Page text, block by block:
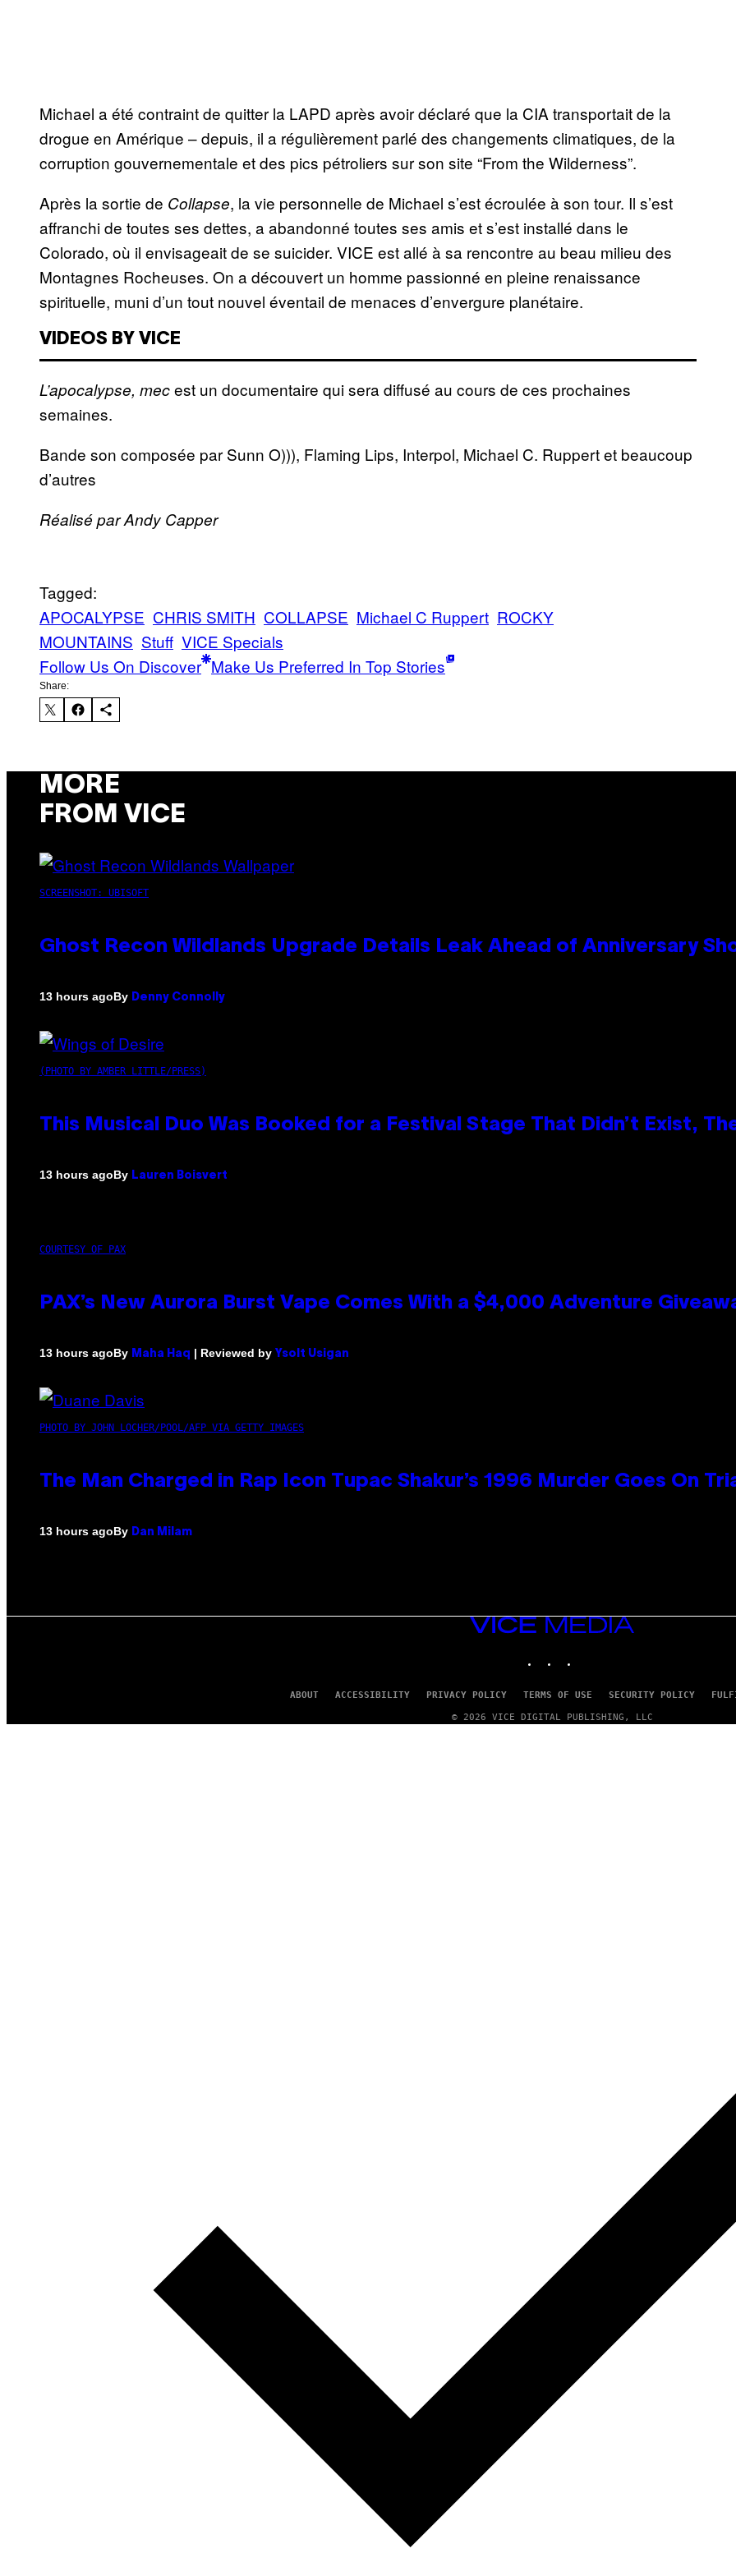
Michael a été contraint de quitter la LAPD après avoir déclaré que la CIA transportait de la
drogue en Amérique – depuis, il a régulièrement parlé des changements climatiques, de la
corruption gouvernementale et des pics pétroliers sur son site “From the Wilderness”.
Après la sortie de Collapse, la vie personnelle de Michael s’est écroulée à son tour. Il s’est
affranchi de toutes ses dettes, a abandonné toutes ses amis et s’est installé dans le
Colorado, où il envisageait de se suicider. VICE est allé à sa rencontre au beau milieu des
Montagnes Rocheuses. On a découvert un homme passionné en pleine renaissance
spirituelle, muni d’un tout nouvel éventail de menaces d’envergure planétaire.
VIDEOS BY VICE
L’apocalypse, mecest un documentaire qui sera diffusé au cours de ces prochaines
semaines.
Bande son composée par Sunn O))), Flaming Lips, Interpol, Michael C. Ruppert et beaucoup
d’autres
Réalisé par Andy Capper
Tagged:
APOCALYPSE CHRIS SMITH COLLAPSE Michael C Ruppert ROCKY
MOUNTAINS Stuff VICE Specials
Follow Us On Discover Make Us Preferred In Top Stories
Share:
MORE
FROM VICE
SCREENSHOT: UBISOFT
Ghost Recon Wildlands Upgrade Details Leak Ahead of Anniversary
13 hours agoBy Denny Connolly
(PHOTO BY AMBER LITTLE/PRESS)
This Musical Duo Was Booked for a Festival Stage That Didn’t Exist,
13 hours agoBy Lauren Boisvert
COURTESY OF PAX
PAX’s New Aurora Burst Vape Comes With a $4,000 Adventure
13 hours agoBy Maha Haq | Reviewed by Ysolt Usigan
PHOTO BY JOHN LOCHER/POOL/AFP VIA GETTY IMAGES
The Man Charged in Rap Icon Tupac Shakur’s 1996 Murder Goes On
13 hours agoBy Dan Milam
VICE
MEDIA
ABOUT ACCESSIBILITY PRIVACY POLICY TERMS OF USE SECURITY POLICY
© 2026 VICE DIGITAL PUBLISHING, LLC